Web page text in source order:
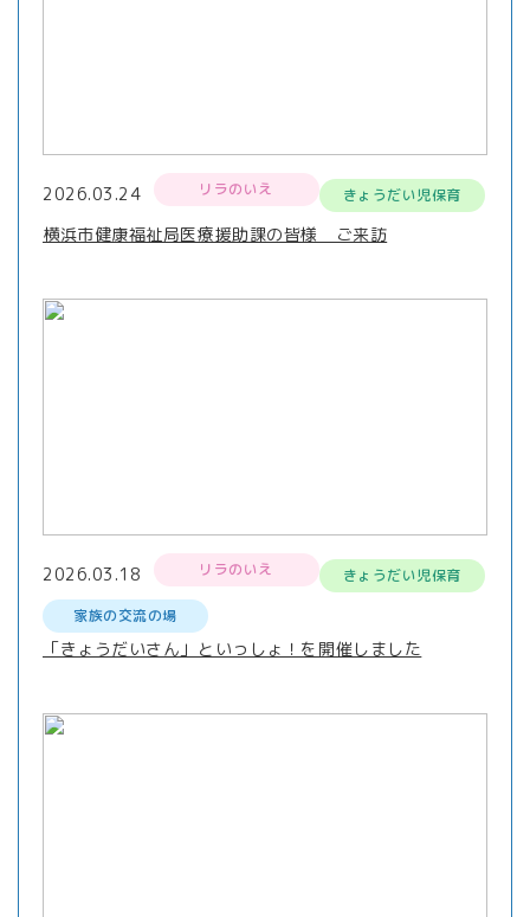
2026.03.24 リラのいえ きょうだい児保育
横浜市健康福祉局医療援助課の皆様 ご来訪
2026.03.18 リラのいえ
きょうだい児保育
家族の交流の場
「きょうだいさん」といっしょ！を開催しました